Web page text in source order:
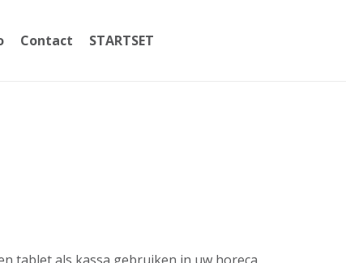
Contact STARTSET